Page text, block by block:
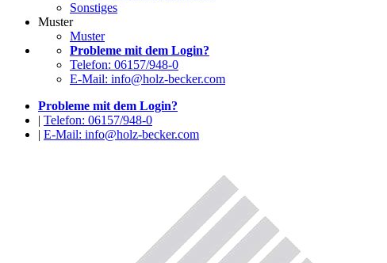
Sonstiges
Muster
Muster
Probleme mit dem Login?
Telefon: 06157/948-0
E-Mail: info@holz-becker.com
Probleme mit dem Login?
| Telefon: 06157/948-0
| E-Mail: info@holz-becker.com